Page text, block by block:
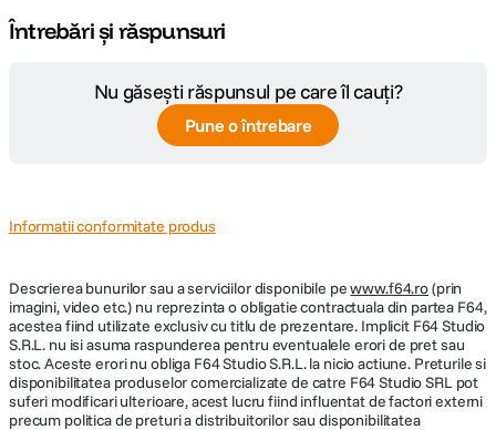
Întrebări și răspunsuri
Nu găsești răspunsul pe care îl cauți?
Pune o întrebare
Informatii conformitate produs
Descrierea bunurilor sau a serviciilor disponibile pewww.f64.ro(prin
imagini, video etc.) nu reprezinta o obligatie contractuala din partea F64,
acestea fiind utilizate exclusiv cu titlu de prezentare. Implicit F64 Studio
S.R.L. nu isi asuma raspunderea pentru eventualele erori de pret sau
stoc. Aceste erori nu obliga F64 Studio S.R.L. la nicio actiune. Preturile si
disponibilitatea produselor comercializate de catre F64 Studio SRL pot
suferi modificari ulterioare, acest lucru fiind influentat de factori externi
precum politica de preturi a distribuitorilor sau disponibilitatea